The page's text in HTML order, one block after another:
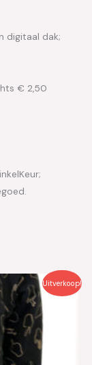
digitaal dak;
€ 2,50
Uitverkoop!